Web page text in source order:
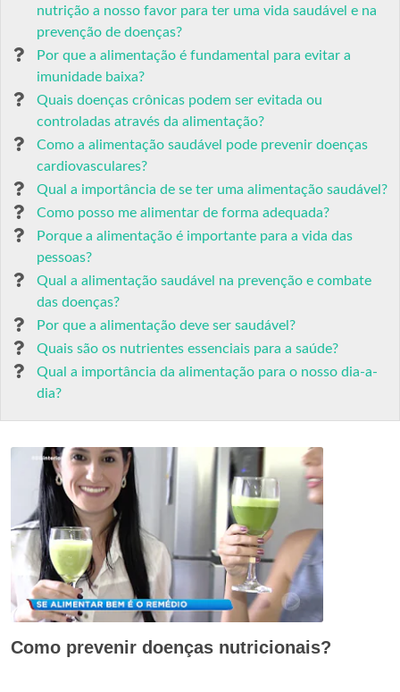
nutrição a nosso favor para ter uma vida saudável e na
prevenção de doenças?
Por que a alimentação é fundamental para evitar a
imunidade baixa?
Quais doenças crônicas podem ser evitada ou
controladas através da alimentação?
Como a alimentação saudável pode prevenir doenças
cardiovasculares?
Qual a importância de se ter uma alimentação saudável?
Como posso me alimentar de forma adequada?
Porque a alimentação é importante para a vida das
pessoas?
Qual a alimentação saudável na prevenção e combate
das doenças?
Por que a alimentação deve ser saudável?
Quais são os nutrientes essenciais para a saúde?
Qual a importância da alimentação para o nosso dia-a-
dia?
Como prevenir doenças nutricionais?